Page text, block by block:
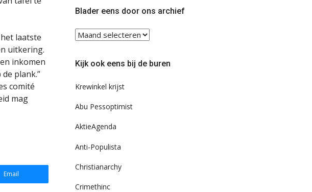
laatste
uitkering.
inkomen
plank.”
comité
mag
Email
TwitterFacebook
Blader eens door ons archief
Blader
eens
ons
Kijk ook eens bij de buren
Krewinkel krijst
Abu Pessoptimist
AktieAgenda
Anti-Populista
Christianarchy
Crimethinc